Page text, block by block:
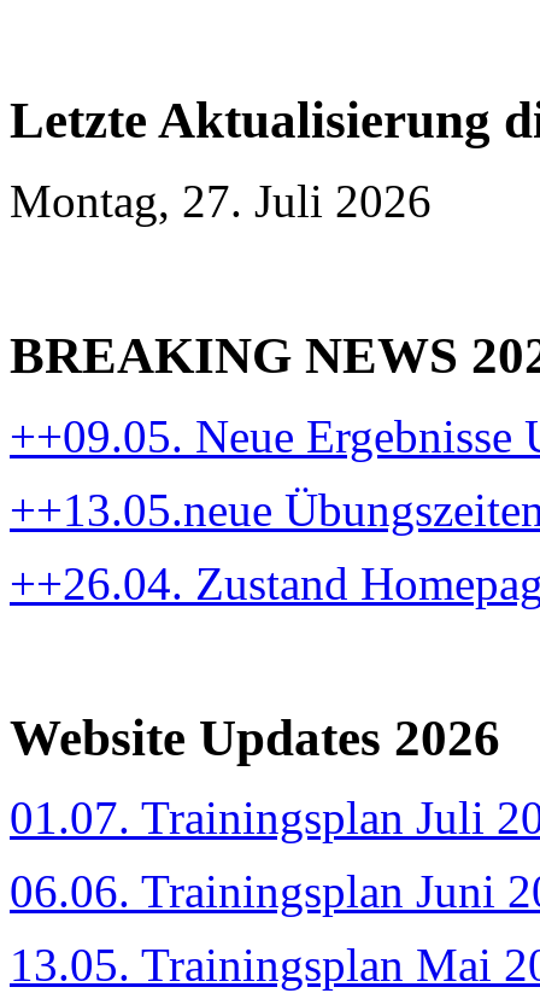
Letzte Aktualisierung
Montag, 27. Juli 2026
BREAKING NEWS
++09.05. Neue Ergebnisse
++13.05.neue
++26.04. Zustand
Website Updates 2026
01.07. Trainingsplan Juli
06.06. Trainingsplan Juni
13.05. Trainingsplan Mai